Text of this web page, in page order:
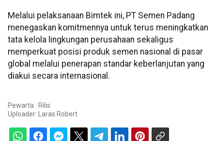
Melalui pelaksanaan Bimtek ini, PT Semen Padang
menegaskan komitmennya untuk terus meningkatkan
tata kelola lingkungan perusahaan sekaligus
memperkuat posisi produk semen nasional di pasar
global melalui penerapan standar keberlanjutan yang
diakui secara internasional.
Pewarta : Rilis
Uploader:
Laras Robert